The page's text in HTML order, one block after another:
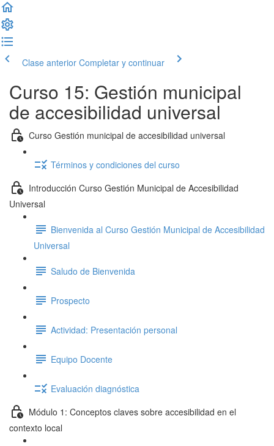
Clase anterior Completar y continuar
Curso 15: Gestión municipal
de accesibilidad universal
Curso Gestión municipal de accesibilidad universal
Términos y condiciones del curso
Introducción Curso Gestión Municipal de Accesibilidad
Universal
Bienvenida al Curso Gestión Municipal de Accesibilidad
Universal
Saludo de Bienvenida
Prospecto
Actividad: Presentación personal
Equipo Docente
Evaluación diagnóstica
Módulo 1: Conceptos claves sobre accesibilidad en el
contexto local